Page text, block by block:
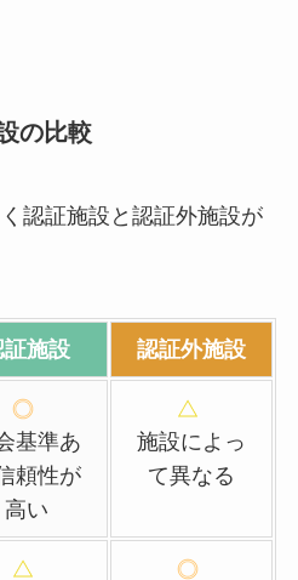
の比較
認証施設と認証外施設が
証施設 認証外施設
基準あ
頼性が
高い
施設によっ
て異なる